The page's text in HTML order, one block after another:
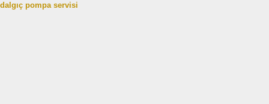
dalgıç pompa servisi